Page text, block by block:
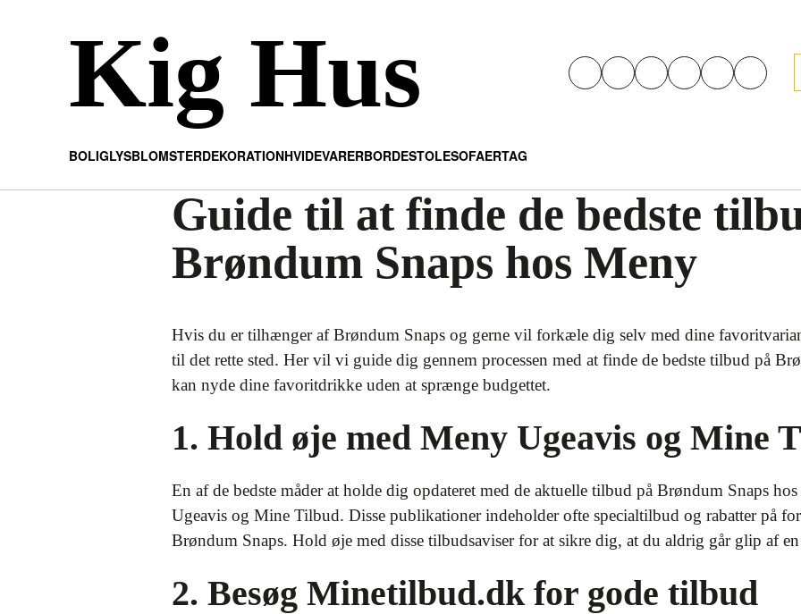
Kig Hus
BOLIGLYSBLOMSTERDEKORATIONHVIDEVARERBORDESTOLESOFAERTAG
Guide til at finde de bedste
Brøndum Snaps hos Meny
Hvis du er tilhænger af Brøndum Snaps og gerne vil forkæle dig selv med dine
til det rette sted. Her vil vi guide dig gennem processen med at finde de bedste tilbud på
kan nyde dine favoritdrikke uden at sprænge budgettet.
1. Hold øje med Meny Ugeavis og Mine
En af de bedste måder at holde dig opdateret med de aktuelle tilbud på Brøndum Snaps
Ugeavis og Mine Tilbud. Disse publikationer indeholder ofte specialtilbud og rabatter på
Brøndum Snaps. Hold øje med disse tilbudsaviser for at sikre dig, at du aldrig går glip af
2. Besøg Minetilbud.dk for gode tilbud